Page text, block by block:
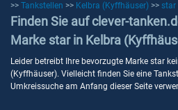
>> Tankstellen >> Kelbra (Kyffhäuser) >> star
Finden Sie auf clever-
Marke star in Kelbra
Leider betreibt Ihre bevorzugte Marke star
(Kyffhäuser). Vielleicht finden Sie eine
Umkreissuche am Anfang dieser Seite